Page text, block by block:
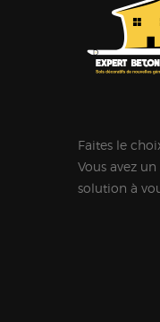
Faites le
Vous avez
solution à